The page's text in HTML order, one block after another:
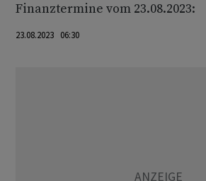
Finanztermine vom 23.08.2023:
23.08.2023 06:30